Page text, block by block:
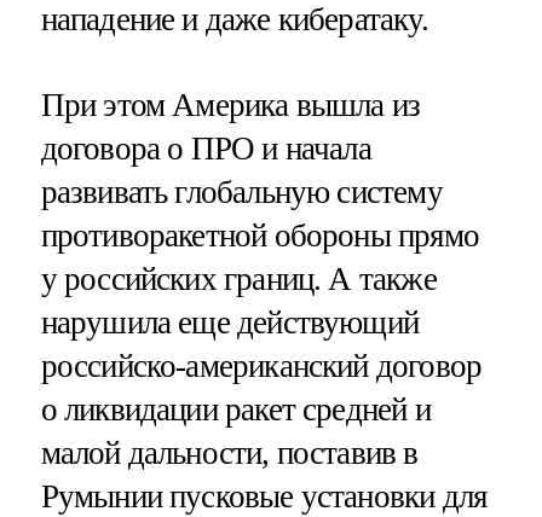
нападение и даже кибератаку.
При этом Америка вышла из
договора о ПРО и начала
развивать глобальную систему
противоракетной обороны прямо
у российских границ. А также
нарушила еще действующий
российско-американский договор
о ликвидации ракет средней и
малой дальности, поставив в
Румынии пусковые установки для